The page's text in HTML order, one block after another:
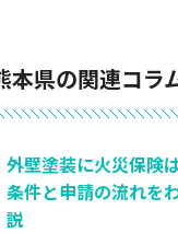
本県の関連コラ
外壁塗装に火災保険
条件と申請の流れを
説